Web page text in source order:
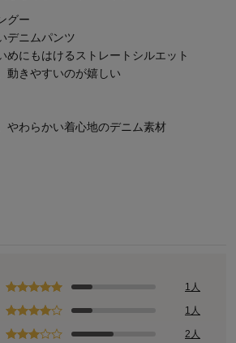
グー
デニムパンツ
めにもはけるストレートシルエット
動きやすいのが嬉しい
やわらかい着心地のデニム素材
1人
1人
2人